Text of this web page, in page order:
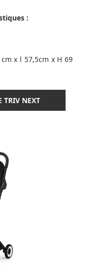
:
x l 57,5cm x H 69
TRIV NEXT